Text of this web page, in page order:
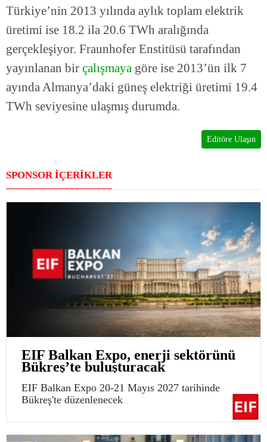
Türkiye’nin 2013 yılında aylık toplam elektrik
üretimi ise 18.2 ila 20.6 TWh aralığında
gerçekleşiyor. Fraunhofer Enstitüsü tarafından
yayınlanan bir çalışmaya göre ise 2013’ün ilk 7
ayında Almanya’daki güneş elektriği üretimi 19.4
TWh seviyesine ulaşmış durumda.
Editöre Ulaşın
SPONSOR İÇERİKLER
EIF Balkan Expo, enerji sektörünü
Bükreş’te buluşturacak
EIF Balkan Expo 20-21 Mayıs 2027 tarihinde
Bükreş'te düzenlenecek